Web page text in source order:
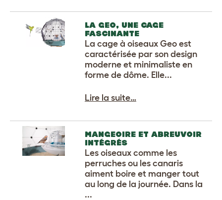
LA GEO, UNE CAGE
FASCINANTE
La cage à oiseaux Geo est
caractérisée par son design
moderne et minimaliste en
forme de dôme. Elle...
Lire la suite…
MANGEOIRE ET ABREUVOIR
INTÉGRÉS
Les oiseaux comme les
perruches ou les canaris
aiment boire et manger tout
au long de la journée. Dans la
...